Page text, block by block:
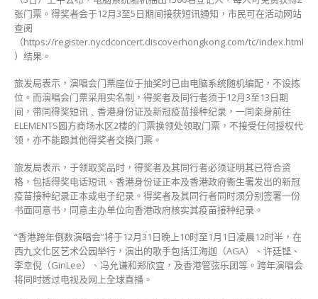
有
无
奖〉
张门票。得奖者会于12月3至5日期间接获短讯通知，市民可在活动网站
查阅
（https://register.nycdconcert.discoverhongkong.com/tc/index.html
）结果。
旅发局表示，演唱会门票座位于抽奖时已由电脑系统随机编配，不设拣
位。而演唱会门票采用实名制，得奖者及同行者须于12月3至13日期
间，带同得奖短讯﹑香港身份证及新冠疫苗接种纪录，一同亲身前往
ELEMENTS圆方商场水区2楼的门票换领处领取门票，不接受任何授权代
领，亦不能跟其他得奖者交换门票。
旅发局表示，于领取奖品时，得奖者及其同行者必须证明其已符合资
格，包括得奖电话短讯、香港身份证正本及香港政府衞生署发出的新冠
疫苗接种纪录正本或电子纪录。得奖者及其同行者同时须分别签署一份
书面同意书，同意主办单位向香港政府核实其疫苗接种纪录。
“香港跨年倒数演唱会”将于12月31日晚上10时至1月1日凌晨12时半，在
西九文化区艺术公园举行，演出的歌手包括江海迦（AGA）、许廷铿、
李幸倪（GinLee）、冯允谦和郑欣宜，及香港管弦乐团等。跨年演唱会
将同时透过电视及网上全球直播。